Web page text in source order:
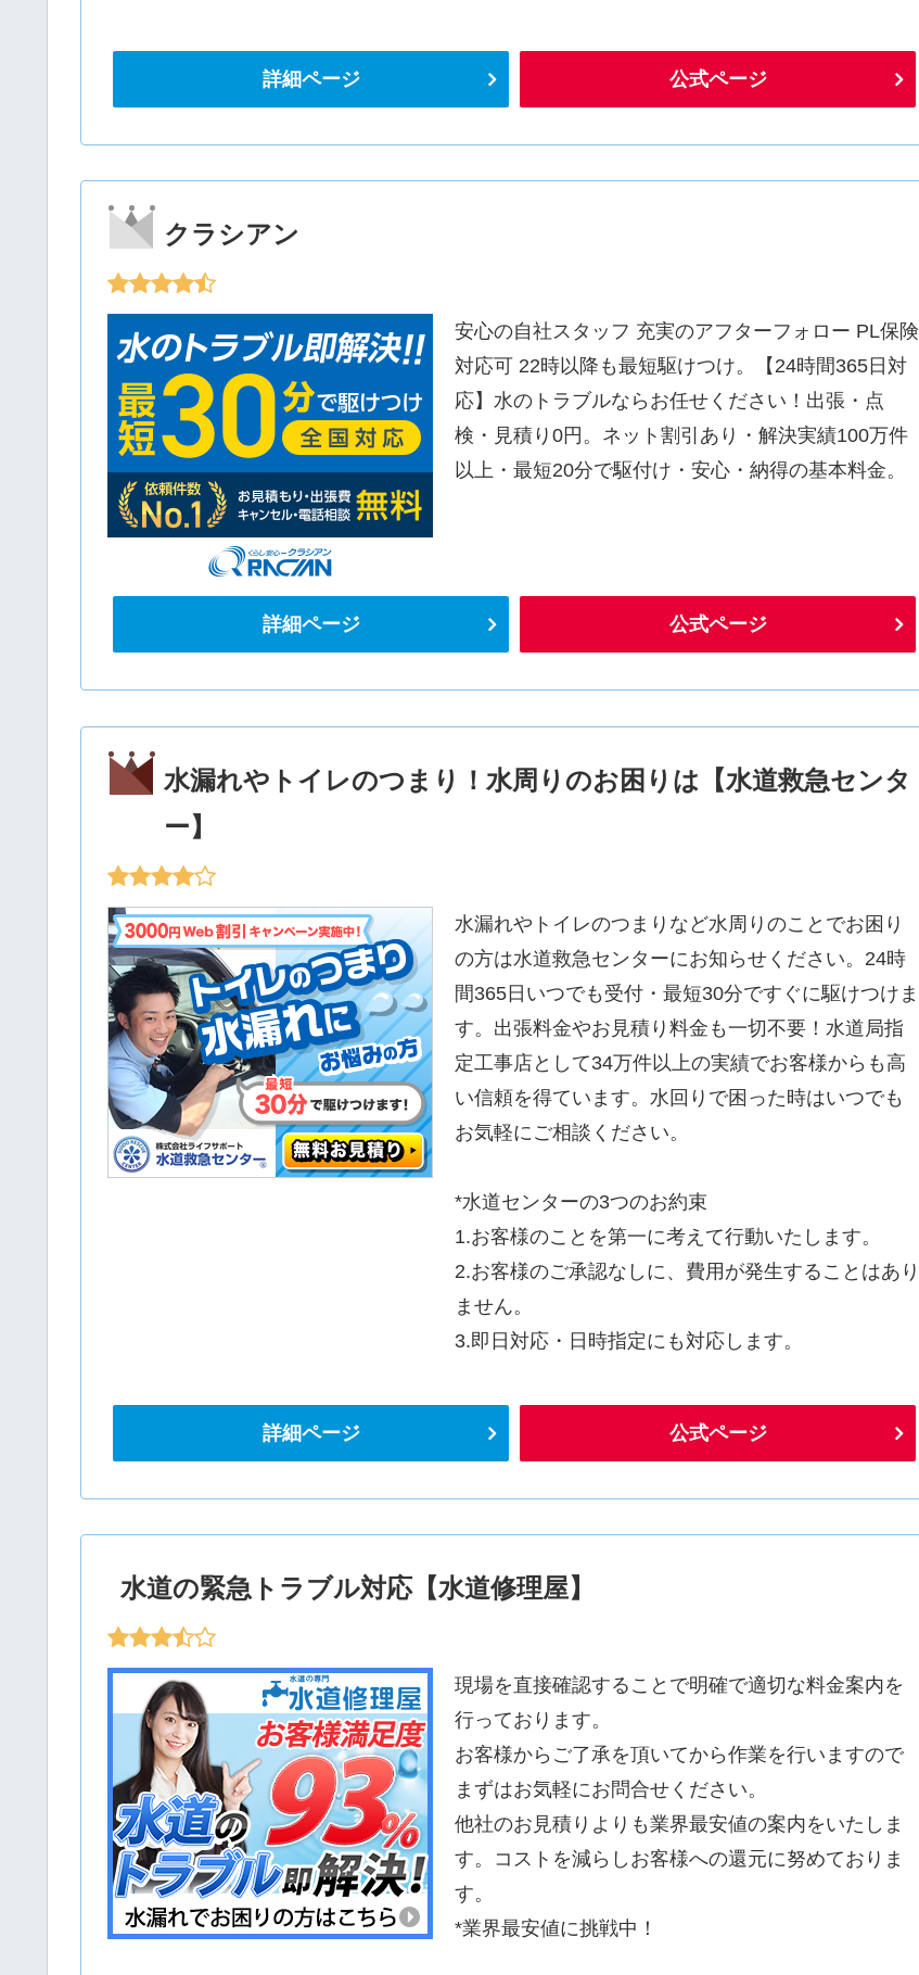
詳細ページ 公式ページ
クラシアン
安心の自社スタッフ 充実のアフターフォロー PL保険
対応可 22時以降も最短駆けつけ。【24時間365日対
応】水のトラブルならお任せください！出張・点
検・見積り0円。ネット割引あり・解決実績100万件
以上・最短20分で駆付け・安心・納得の基本料金。
詳細ページ 公式ページ
水漏れやトイレのつまり！水周りのお困りは【水道救急センタ
ー】
水漏れやトイレのつまりなど水周りのことでお困り
の方は水道救急センターにお知らせください。24時
間365日いつでも受付・最短30分ですぐに駆けつけま
す。出張料金やお見積り料金も一切不要！水道局指
定工事店として34万件以上の実績でお客様からも高
い信頼を得ています。水回りで困った時はいつでも
お気軽にご相談ください。
*水道センターの3つのお約束
1.お客様のことを第一に考えて行動いたします。
2.お客様のご承認なしに、費用が発生することはあり
ません。
3.即日対応・日時指定にも対応します。
詳細ページ 公式ページ
水道の緊急トラブル対応【水道修理屋】
現場を直接確認することで明確で適切な料金案内を
行っております。
お客様からご了承を頂いてから作業を行いますので
まずはお気軽にお問合せください。
他社のお見積りよりも業界最安値の案内をいたしま
す。コストを減らしお客様への還元に努めておりま
す。
*業界最安値に挑戦中！